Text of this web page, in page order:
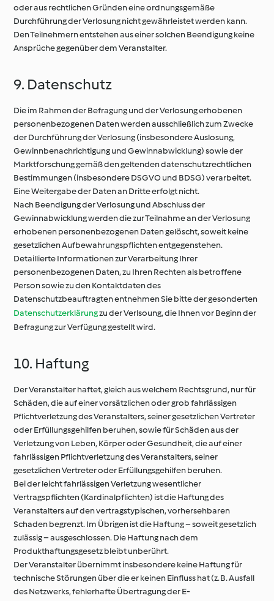
oder aus rechtlichen Gründen eine ordnungsgemäße
Durchführung der Verlosung nicht gewährleistet werden kann.
Den Teilnehmern entstehen aus einer solchen Beendigung keine
Ansprüche gegenüber dem Veranstalter.
9. Datenschutz
Die im Rahmen der Befragung und der Verlosung erhobenen
personenbezogenen Daten werden ausschließlich zum Zwecke
der Durchführung der Verlosung (insbesondere Auslosung,
Gewinnbenachrichtigung und Gewinnabwicklung) sowie der
Marktforschung gemäß den geltenden datenschutzrechtlichen
Bestimmungen (insbesondere DSGVO und BDSG) verarbeitet.
Eine Weitergabe der Daten an Dritte erfolgt nicht.
Nach Beendigung der Verlosung und Abschluss der
Gewinnabwicklung werden die zur Teilnahme an der Verlosung
erhobenen personenbezogenen Daten gelöscht, soweit keine
gesetzlichen Aufbewahrungspflichten entgegenstehen.
Detaillierte Informationen zur Verarbeitung Ihrer
personenbezogenen Daten, zu Ihren Rechten als betroffene
Person sowie zu den Kontaktdaten des
Datenschutzbeauftragten entnehmen Sie bitte der gesonderten
Datenschutzerklärungzu der Verlsoung, die Ihnen vor Beginn der
Befragung zur Verfügung gestellt wird.
10. Haftung
Der Veranstalter haftet, gleich aus welchem Rechtsgrund, nur für
Schäden, die auf einer vorsätzlichen oder grob fahrlässigen
Pflichtverletzung des Veranstalters, seiner gesetzlichen Vertreter
oder Erfüllungsgehilfen beruhen, sowie für Schäden aus der
Verletzung von Leben, Körper oder Gesundheit, die auf einer
fahrlässigen Pflichtverletzung des Veranstalters, seiner
gesetzlichen Vertreter oder Erfüllungsgehilfen beruhen.
Bei der leicht fahrlässigen Verletzung wesentlicher
Vertragspflichten (Kardinalpflichten) ist die Haftung des
Veranstalters auf den vertragstypischen, vorhersehbaren
Schaden begrenzt. Im Übrigen ist die Haftung – soweit gesetzlich
zulässig – ausgeschlossen. Die Haftung nach dem
Produkthaftungsgesetz bleibt unberührt.
Der Veranstalter übernimmt insbesondere keine Haftung für
technische Störungen über die er keinen Einfluss hat (z. B. Ausfall
des Netzwerks, fehlerhafte Übertragung der E-